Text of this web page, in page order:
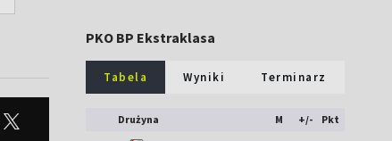
PKO BP Ekstraklasa
Tabela Wyniki Terminarz
Drużyna M +/- Pkt